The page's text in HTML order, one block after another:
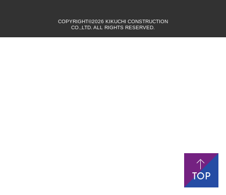
COPYRIGHT©2026 KIKUCHI CONSTRUCTION
CO.,LTD. ALL RIGHTS RESERVED.